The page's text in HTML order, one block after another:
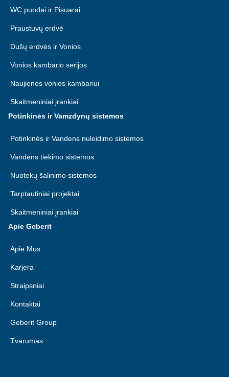
WC puodai ir Pisuarai
Praustuvų erdvė
Dušų erdvės ir Vonios
Vonios kambario serijos
Naujienos vonios kambariui
Skaitmeniniai įrankiai
Potinkinės ir Vamzdynų sistemos
Potinkinės ir Vandens nuleidimo sistemos
Vandens tiekimo sistemos
Nuotekų šalinimo sistemos
Tarptautiniai projektai
Skaitmeniniai įrankiai
Apie Geberit
Apie Mus
Karjera
Straipsniai
Kontaktai
Geberit Group
Tvarumas